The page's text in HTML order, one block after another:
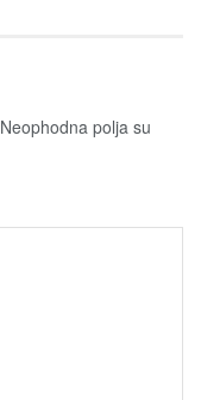
Neophodna polja su